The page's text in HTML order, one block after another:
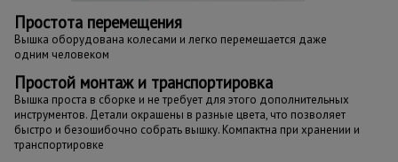
Простота перемещения
Вышка оборудована колесами и легко перемещается даже
одним человеком
Простой монтаж и транспортировка
Вышка проста в сборке и не требует для этого дополнительных
инструментов. Детали окрашены в разные цвета, что позволяет
быстро и безошибочно собрать вышку. Компактна при хранении и
транспортировке